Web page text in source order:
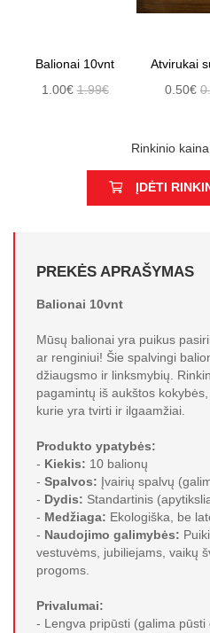
Balionai 10vnt
1.00€1.99€
Atvirukai
0.50€
Rinkinio
ĮDĖTI
PREKĖS APRAŠYMAS
Balionai 10vnt
Mūsų balionai yra puikus
ar renginiui! Šie spalvingi
džiaugsmo ir linksmybių.
pagamintų iš aukštos
kurie yra tvirti ir ilgaamžiai.
Produkto ypatybės:
- Kiekis: 10 balionų
- Spalvos: Įvairių spalvų
- Dydis: Standartinis
- Medžiaga: Ekologiška, be
- Naudojimo galimybės:
vestuvėms, jubiliejams, vaikų
progoms.
Privalumai:
- Lengva pripūsti (galima pūsti